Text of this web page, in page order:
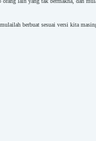
berbuat sesuai versi kita